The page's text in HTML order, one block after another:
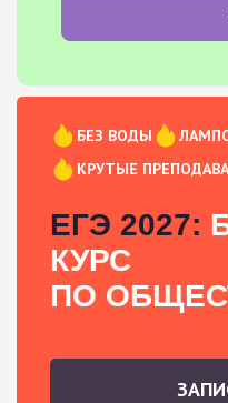
БЕЗ ВОДЫ
КРУТЫЕ
ЕГЭ 2027:
КУРС
ПО